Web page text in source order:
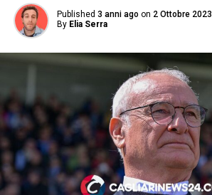
Published 3 anni ago on 2 Ottobre 2023
By Elia Serra